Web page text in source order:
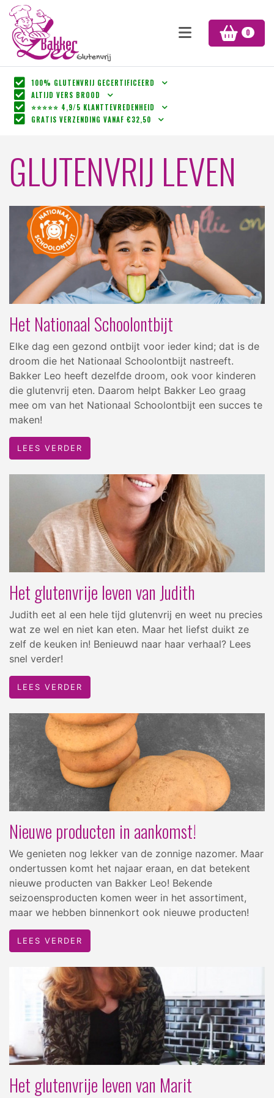
0
100% GLUTENVRIJ GECERTIFICEERD
ALTIJD VERS BROOD
⭐⭐⭐⭐⭐ 4,9/5 KLANTTEVREDENHEID
GRATIS VERZENDING VANAF €32,50
GLUTENVRIJ LEVEN
Het Nationaal Schoolontbijt
Elke dag een gezond ontbijt voor ieder kind; dat is de
droom die het Nationaal Schoolontbijt nastreeft.
Bakker Leo heeft dezelfde droom, ook voor kinderen
die glutenvrij eten. Daarom helpt Bakker Leo graag
mee om van het Nationaal Schoolontbijt een succes te
maken!
LEES VERDER
Het glutenvrije leven van Judith
Judith eet al een hele tijd glutenvrij en weet nu precies
wat ze wel en niet kan eten. Maar het liefst duikt ze
zelf de keuken in! Benieuwd naar haar verhaal? Lees
snel verder!
LEES VERDER
Nieuwe producten in aankomst!
We genieten nog lekker van de zonnige nazomer. Maar
ondertussen komt het najaar eraan, en dat betekent
nieuwe producten van Bakker Leo! Bekende
seizoensproducten komen weer in het assortiment,
maar we hebben binnenkort ook nieuwe producten!
LEES VERDER
Het glutenvrije leven van Marit